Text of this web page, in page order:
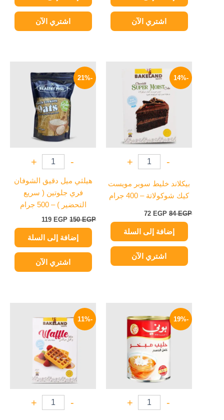
اشتري الآن اشتري الآن
-14%
-
+
بيكلاند خليط سوبر مويست
كيك شوكولاتة – 400 جرام
84EGP
الأصلي
84 EGP.
72 EGP
الحالي
هو:
72 EGP.
إضافة إلى السلة
اشتري الآن
-21%
-
+
هيلثي ميل دقيق الشوفان
فري جلوتين ( سريع
التحضير ) – 500 جرام
150EGP
الأصلي
هو:
150 EGP.
119 EGP
الحالي
هو:
119 EGP.
إضافة إلى السلة
اشتري الآن
-19%
-
+
الأصلي
هو:
185 EGP.
الحالي
هو:
149 EGP.
-11%
-
+
هو:
80 EGP.
هو:
71 EGP.